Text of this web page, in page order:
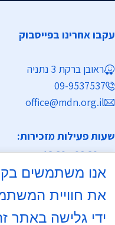
עקבו אחרינו בפייסבוק
ראובן ברקת 3 נתניה
09-9537537
office@mdn.org.il
שעות פעילות מזכירות:
א-ה 08:30 - 12:30
א, ד 16:00- 18:00
את חוויית
ידי גלישה באתר